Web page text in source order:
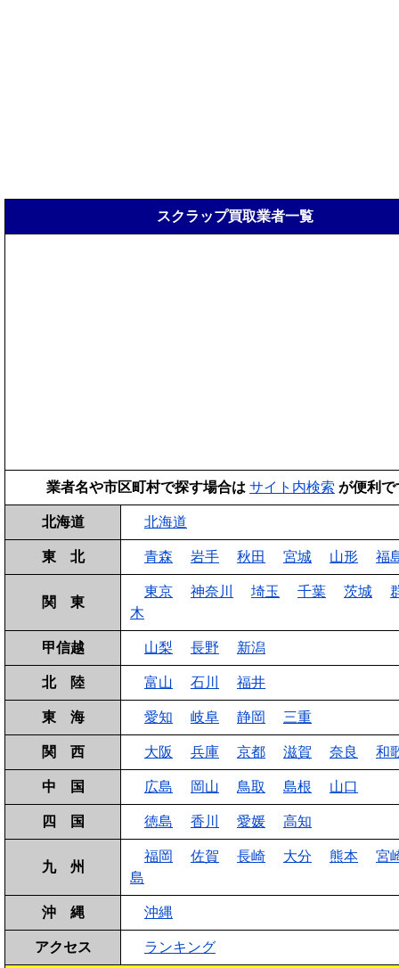
スクラップ買取業者一覧
業者名や市区町村で探す場合は サイト内検索 が便利で
北海道 北海道
東 北 青森 岩手 秋田 宮城 山形 福
関 東
東京 神奈川 埼玉 千葉 茨城
木
甲信越 山梨 長野 新潟
北 陸 富山 石川 福井
東 海 愛知 岐阜 静岡 三重
関 西 大阪 兵庫 京都 滋賀 奈良 和
中 国 広島 岡山 鳥取 島根 山口
四 国 徳島 香川 愛媛 高知
九 州
福岡 佐賀 長崎 大分 熊本
宮
島
沖 縄 沖縄
アクセス ランキング